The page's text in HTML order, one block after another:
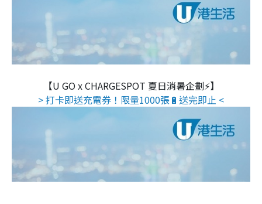
【U GO x CHARGESPOT 夏日消暑企劃⚡】
> 打卡即送充電券！限量1000張🔋送完即止 <